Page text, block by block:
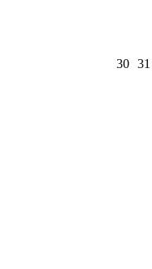
30 31